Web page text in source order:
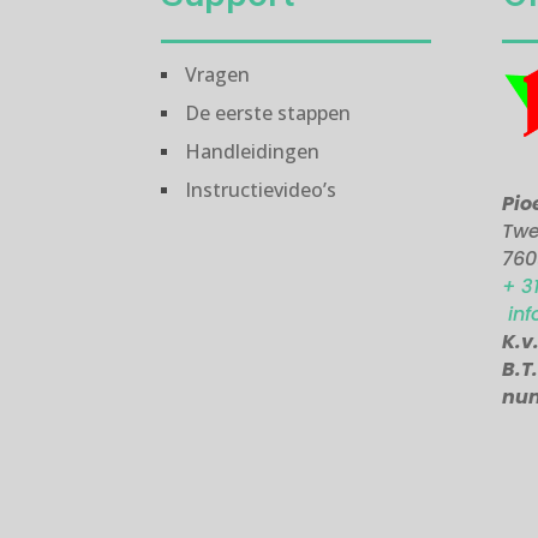
Vragen
De eerste stappen
Handleidingen
Instructievideo’s
+